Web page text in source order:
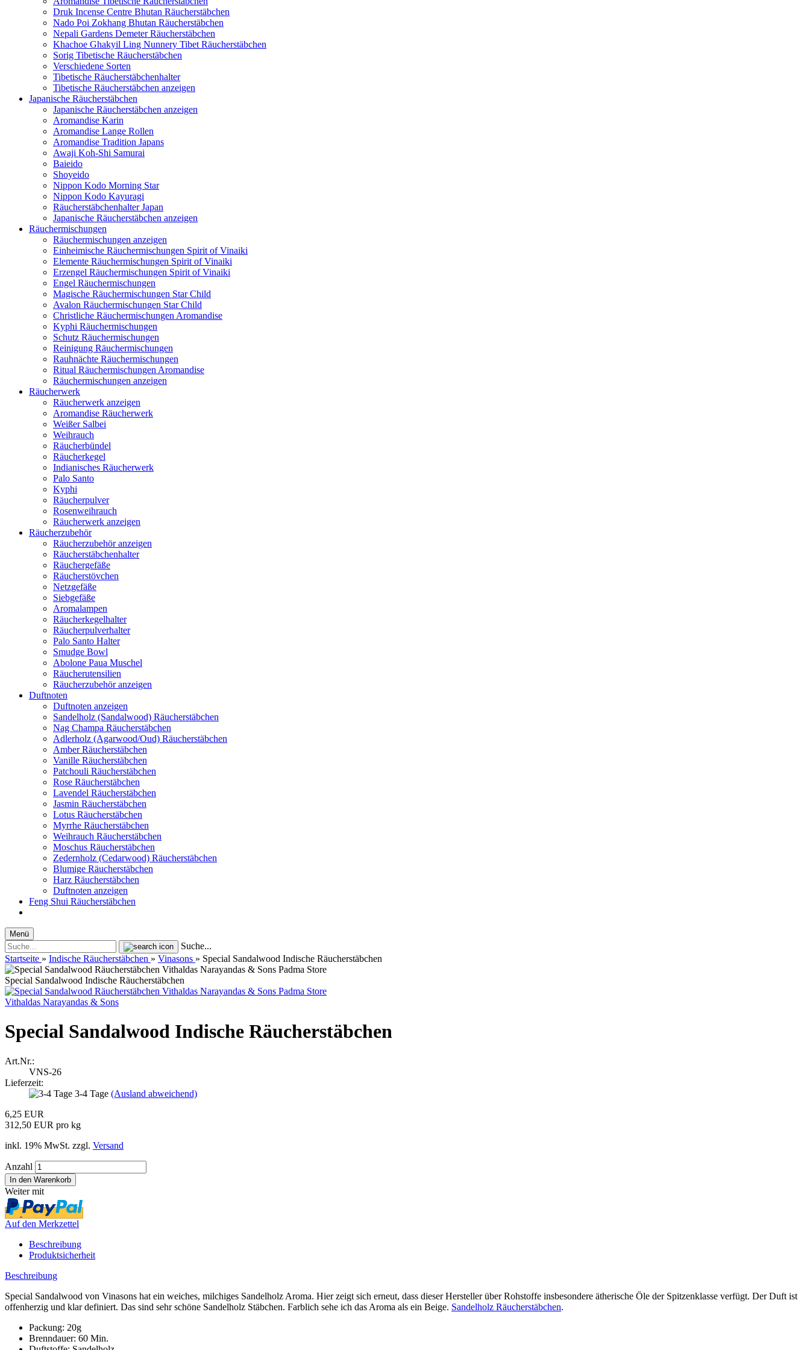
Druk Incense Centre Bhutan Räucherstäbchen
Nado Poi Zokhang Bhutan Räucherstäbchen
Nepali Gardens Demeter Räucherstäbchen
Khachoe Ghakyil Ling Nunnery Tibet Räucherstäbchen
Sorig Tibetische Räucherstäbchen
Verschiedene Sorten
Tibetische Räucherstäbchenhalter
Tibetische Räucherstäbchen anzeigen
Japanische Räucherstäbchen
Japanische Räucherstäbchen anzeigen
Aromandise Karin
Aromandise Lange Rollen
Aromandise Tradition Japans
Awaji Koh-Shi Samurai
Baieido
Shoyeido
Nippon Kodo Morning Star
Nippon Kodo Kayuragi
Räucherstäbchenhalter Japan
Japanische Räucherstäbchen anzeigen
Räuchermischungen
Räuchermischungen anzeigen
Einheimische Räuchermischungen Spirit of Vinaiki
Elemente Räuchermischungen Spirit of Vinaiki
Erzengel Räuchermischungen Spirit of Vinaiki
Engel Räuchermischungen
Magische Räuchermischungen Star Child
Avalon Räuchermischungen Star Child
Christliche Räuchermischungen Aromandise
Kyphi Räuchermischungen
Schutz Räuchermischungen
Reinigung Räuchermischungen
Rauhnächte Räuchermischungen
Ritual Räuchermischungen Aromandise
Räuchermischungen anzeigen
Räucherwerk
Räucherwerk anzeigen
Aromandise Räucherwerk
Weißer Salbei
Weihrauch
Räucherbündel
Räucherkegel
Indianisches Räucherwerk
Palo Santo
Kyphi
Räucherpulver
Rosenweihrauch
Räucherwerk anzeigen
Räucherzubehör
Räucherzubehör anzeigen
Räucherstäbchenhalter
Räuchergefäße
Räucherstövchen
Netzgefäße
Siebgefäße
Aromalampen
Räucherkegelhalter
Räucherpulverhalter
Palo Santo Halter
Smudge Bowl
Abolone Paua Muschel
Räucherutensilien
Räucherzubehör anzeigen
Duftnoten
Duftnoten anzeigen
Sandelholz (Sandalwood) Räucherstäbchen
Nag Champa Räucherstäbchen
Adlerholz (Agarwood/Oud) Räucherstäbchen
Amber Räucherstäbchen
Vanille Räucherstäbchen
Patchouli Räucherstäbchen
Rose Räucherstäbchen
Lavendel Räucherstäbchen
Jasmin Räucherstäbchen
Lotus Räucherstäbchen
Myrrhe Räucherstäbchen
Weihrauch Räucherstäbchen
Moschus Räucherstäbchen
Zedernholz (Cedarwood) Räucherstäbchen
Blumige Räucherstäbchen
Harz Räucherstäbchen
Duftnoten anzeigen
Feng Shui Räucherstäbchen
Menü
Suche...
Startseite » Indische Räucherstäbchen » Vinasons » Special Sandalwood Indische Räucherstäbchen
Special Sandalwood Indische Räucherstäbchen
Vithaldas Narayandas & Sons
Special Sandalwood Indische Räucherstäbchen
Art.Nr.:
VNS-26
Lieferzeit:
3-4 Tage (Ausland abweichend)
6,25 EUR
312,50 EUR pro kg
inkl. 19% MwSt. zzgl. Versand
Anzahl
Weiter mit
Auf den Merkzettel
Beschreibung
Produktsicherheit
Beschreibung
Special Sandalwood von Vinasons hat ein weiches, milchiges Sandelholz Aroma. Hier zeigt sich erneut, dass dieser Hersteller über Rohstoffe insbesondere ätherische Öle der Spitzenklasse verfügt. Der Duft ist
offenherzig und klar definiert. Das sind sehr schöne Sandelholz Stäbchen. Farblich sehe ich das Aroma als ein Beige. Sandelholz Räucherstäbchen.
Packung: 20g
Brenndauer: 60 Min.